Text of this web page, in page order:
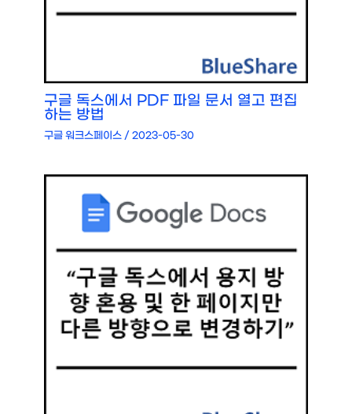
구글 독스에서 PDF 파일 문서 열고 편집
하는 방법
구글 워크스페이스 /2023-05-30